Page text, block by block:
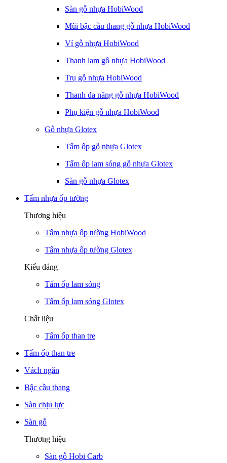
Sàn gỗ nhựa HobiWood
Mũi bậc cầu thang gỗ nhựa HobiWood
Vỉ gỗ nhựa HobiWood
Thanh lam gỗ nhựa HobiWood
Trụ gỗ nhựa HobiWood
Thanh đa năng gỗ nhựa HobiWood
Phụ kiện gỗ nhựa HobiWood
Gỗ nhựa Glotex
Tấm ốp gỗ nhựa Glotex
Tấm ốp lam sóng gỗ nhựa Glotex
Sàn gỗ nhựa Glotex
Tấm nhựa ốp tường
Thương hiệu
Tấm nhựa ốp tường HobiWood
Tấm nhựa ốp tường Glotex
Kiểu dáng
Tấm ốp lam sóng
Tấm ốp lam sóng Glotex
Chất liệu
Tấm ốp than tre
Tấm ốp than tre
Vách ngăn
Bậc cầu thang
Sàn chịu lực
Sàn gỗ
Thương hiệu
Sàn gỗ Hobi Carb